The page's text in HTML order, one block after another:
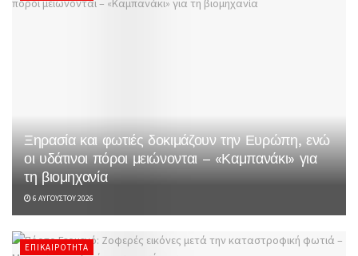
Ξηρασία και φωτιές δοκιμάζουν την Ευρώπη, ενώ
οι υδάτινοι πόροι μειώνονται – «Καμπανάκι» για
τη βιομηχανία
6 ΑΥΓΟΎΣΤΟΥ 2026
ΕΠΙΚΑΙΡΌΤΗΤΑ